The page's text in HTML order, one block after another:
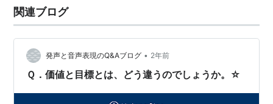
関連ブログ
発声と音声表現のQ&Aブログ • 2年前
Ｑ．価値と目標とは、どう違うのでしょうか。☆